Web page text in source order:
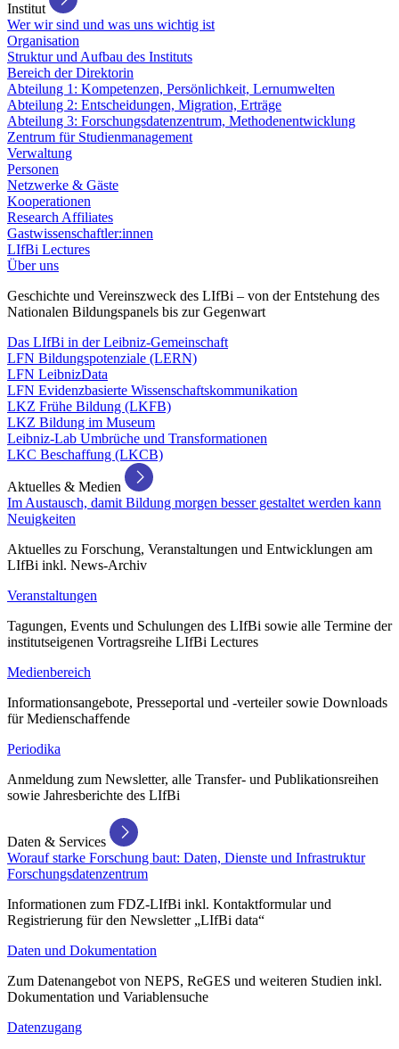
Institut
Wer wir sind und was uns wichtig ist
Organisation
Struktur und Aufbau des Instituts
Bereich der Direktorin
Abteilung 1: Kompetenzen, Persönlichkeit, Lernumwelten
Abteilung 2: Entscheidungen, Migration, Erträge
Abteilung 3: Forschungsdatenzentrum, Methodenentwicklung
Zentrum für Studienmanagement
Verwaltung
Personen
Netzwerke & Gäste
Kooperationen
Research Affiliates
Gastwissenschaftler:innen
LIfBi Lectures
Über uns
Geschichte und Vereinszweck des LIfBi – von der Entstehung des
Nationalen Bildungspanels bis zur Gegenwart
Das LIfBi in der Leibniz-Gemeinschaft
LFN Bildungspotenziale (LERN)
LFN LeibnizData
LFN Evidenzbasierte Wissenschaftskommunikation
LKZ Frühe Bildung (LKFB)
LKZ Bildung im Museum
Leibniz-Lab Umbrüche und Transformationen
LKC Beschaffung (LKCB)
Aktuelles & Medien
Im Austausch, damit Bildung morgen besser gestaltet werden kann
Neuigkeiten
Aktuelles zu Forschung, Veranstaltungen und Entwicklungen am
LIfBi inkl. News-Archiv
Veranstaltungen
Tagungen, Events und Schulungen des LIfBi sowie alle Termine der
institutseigenen Vortragsreihe LIfBi Lectures
Medienbereich
Informationsangebote, Presseportal und -verteiler sowie Downloads
für Medienschaffende
Periodika
Anmeldung zum Newsletter, alle Transfer- und Publikationsreihen
sowie Jahresberichte des LIfBi
Daten & Services
Worauf starke Forschung baut: Daten, Dienste und Infrastruktur
Forschungsdatenzentrum
Informationen zum FDZ-LIfBi inkl. Kontaktformular und
Registrierung für den Newsletter „LIfBi data“
Daten und Dokumentation
Zum Datenangebot von NEPS, ReGES und weiteren Studien inkl.
Dokumentation und Variablensuche
Datenzugang